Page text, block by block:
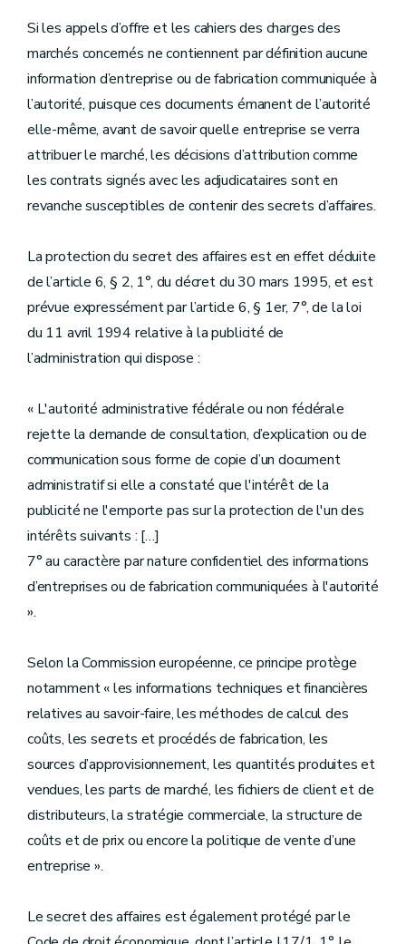
Si les appels d’offre et les cahiers des charges des
marchés concernés ne contiennent par définition aucune
information d’entreprise ou de fabrication communiquée à
l’autorité, puisque ces documents émanent de l’autorité
elle-même, avant de savoir quelle entreprise se verra
attribuer le marché, les décisions d’attribution comme
les contrats signés avec les adjudicataires sont en
revanche susceptibles de contenir des secrets d’affaires.
La protection du secret des affaires est en effet déduite
de l’article 6, § 2, 1°, du décret du 30 mars 1995, et est
prévue expressément par l’article 6, § 1er, 7°, de la loi
du 11 avril 1994 relative à la publicité de
l’administration qui dispose :
« L'autorité administrative fédérale ou non fédérale
rejette la demande de consultation, d’explication ou de
communication sous forme de copie d’un document
administratif si elle a constaté que l'intérêt de la
publicité ne l'emporte pas sur la protection de l'un des
intérêts suivants : […]
7° au caractère par nature confidentiel des informations
d’entreprises ou de fabrication communiquées à l'autorité
».
Selon la Commission européenne, ce principe protège
notamment « les informations techniques et financières
relatives au savoir-faire, les méthodes de calcul des
coûts, les secrets et procédés de fabrication, les
sources d’approvisionnement, les quantités produites et
vendues, les parts de marché, les fichiers de client et de
distributeurs, la stratégie commerciale, la structure de
coûts et de prix ou encore la politique de vente d’une
entreprise ».
Le secret des affaires est également protégé par le